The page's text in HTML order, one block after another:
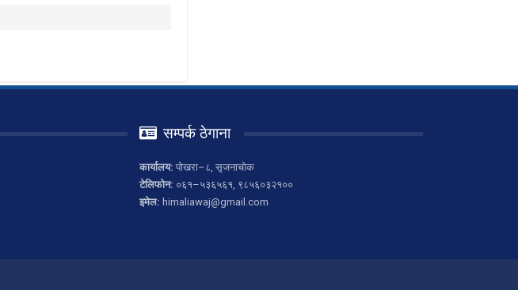
सम्पर्क ठेगाना
कार्यालय: पोखरा–८, सृजनाचोक
टेलिफोन: ०६१–५३६५६१, ९८५६०३२१००
इमेल: himaliawaj@gmail.com